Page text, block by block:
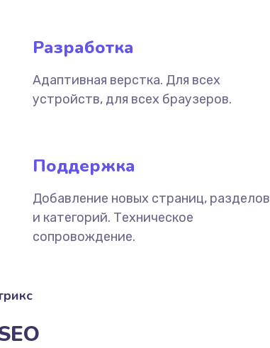
Разработка
Адаптивная верстка. Для всех
устройств, для всех браузеров.
Поддержка
Добавление новых страниц, разделов
и категорий. Техническое
сопровождение.